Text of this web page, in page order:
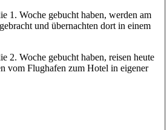
1. Woche gebucht haben, werden am
und übernachten dort in einem
2. Woche gebucht haben, reisen heute
vom Flughafen zum Hotel in eigener